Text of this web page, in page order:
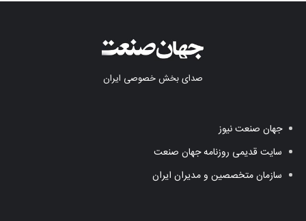
صدای بخش خصوصی ایران
جهان صنعت نیوز
سایت قدیمی روزنامه جهان صنعت
سازمان متخصصین و مدیران ایران